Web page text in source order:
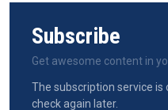
Subscribe
Get awesome content in
The subscription service is
check again later.